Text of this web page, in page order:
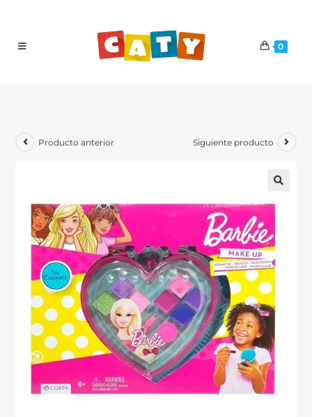
0
Producto anterior Siguiente producto